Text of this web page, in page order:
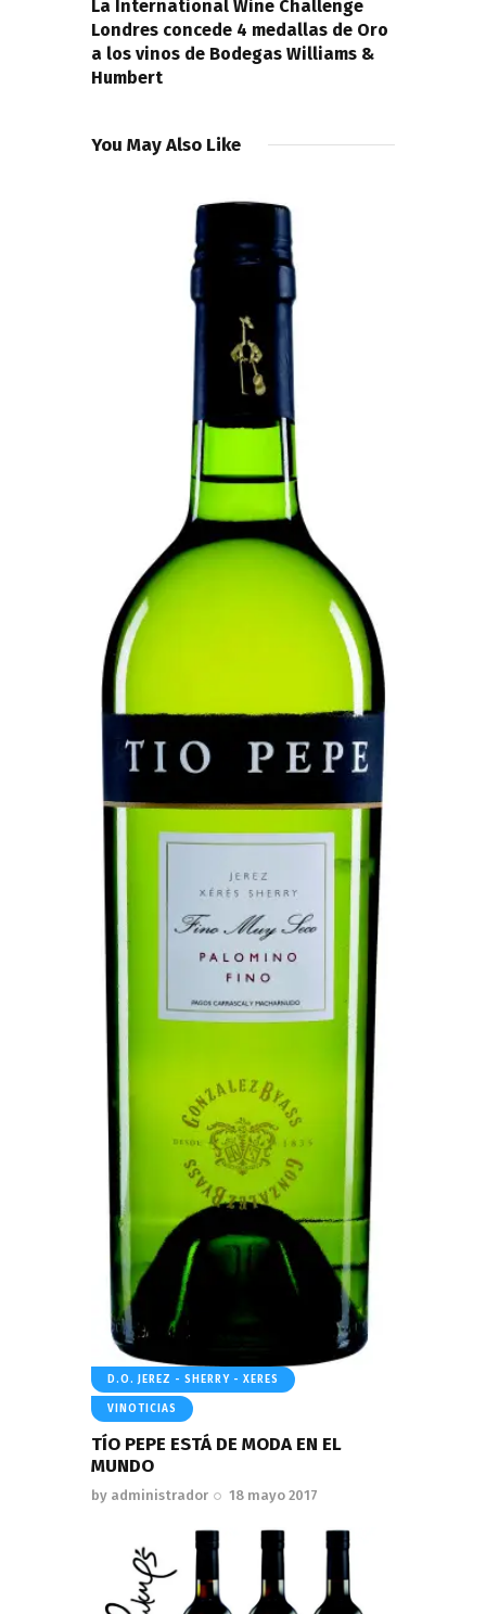
La International Wine Challenge
Londres concede 4 medallas de Oro
a los vinos de Bodegas Williams &
Humbert
You May Also Like
D.O. JEREZ - SHERRY - XERES
VINOTICIAS
TÍO PEPE ESTÁ DE MODA EN EL
MUNDO
by administrador 18 mayo 2017